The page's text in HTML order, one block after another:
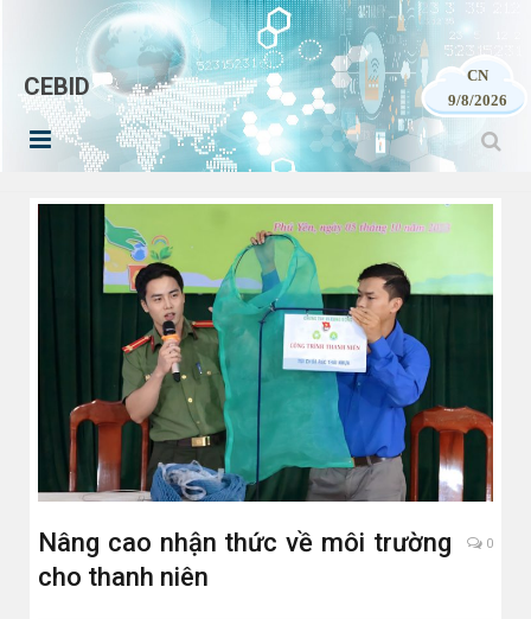
CEBID
CN
9/8/2026
Nâng cao nhận thức về môi trường
cho thanh niên
0